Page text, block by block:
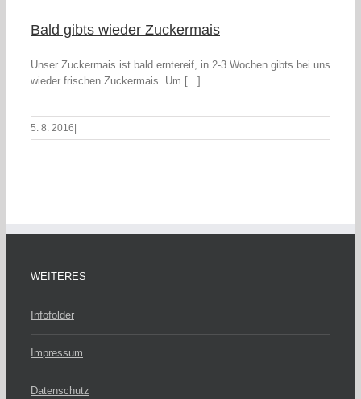
Bald gibts wieder Zuckermais
Unser Zuckermais ist bald erntereif, in 2-3 Wochen gibts bei uns
wieder frischen Zuckermais. Um [...]
5. 8. 2016|
WEITERES
Infofolder
Impressum
Datenschutz